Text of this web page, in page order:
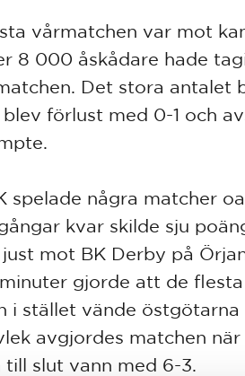
vårmatchen var mot
8 000 åskådare hade
Det stora antalet
förlust med 0-1 och
spelade några matcher
kvar skilde sju
mot BK Derby på
gjorde att de
i stället vände
avgjordes matchen
till slut vann med 6-3.